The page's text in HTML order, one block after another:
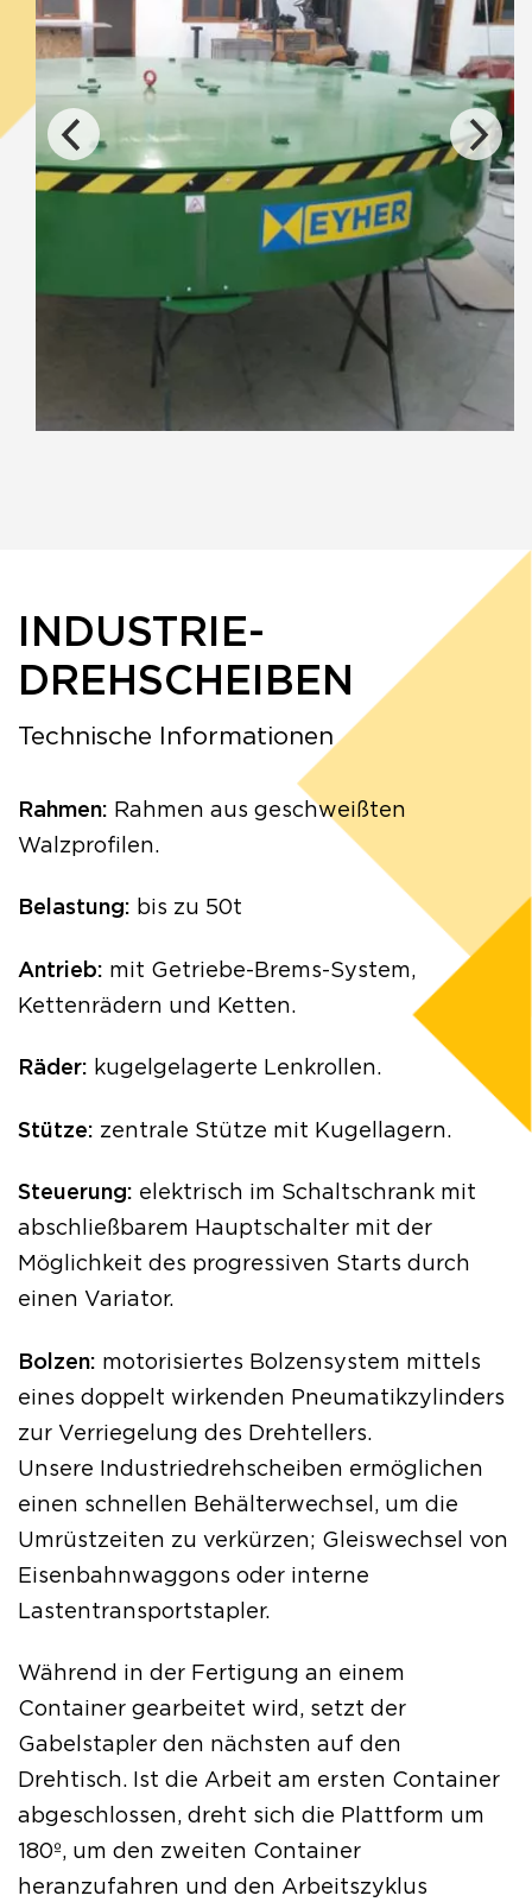
INDUSTRIE-
DREHSCHEIBEN
Technische Informationen
Rahmen: Rahmen aus geschweißten
Walzprofilen.
Belastung: bis zu 50t
Antrieb: mit Getriebe-Brems-System,
Kettenrädern und Ketten.
Räder: kugelgelagerte Lenkrollen.
Stütze: zentrale Stütze mit Kugellagern.
Steuerung: elektrisch im Schaltschrank mit
abschließbarem Hauptschalter mit der
Möglichkeit des progressiven Starts durch
einen Variator.
Bolzen: motorisiertes Bolzensystem mittels
eines doppelt wirkenden Pneumatikzylinders
zur Verriegelung des Drehtellers.
Unsere Industriedrehscheiben ermöglichen
einen schnellen Behälterwechsel, um die
Umrüstzeiten zu verkürzen; Gleiswechsel von
Eisenbahnwaggons oder interne
Lastentransportstapler.
Während in der Fertigung an einem
Container gearbeitet wird, setzt der
Gabelstapler den nächsten auf den
Drehtisch. Ist die Arbeit am ersten Container
abgeschlossen, dreht sich die Plattform um
180º, um den zweiten Container
heranzufahren und den Arbeitszyklus